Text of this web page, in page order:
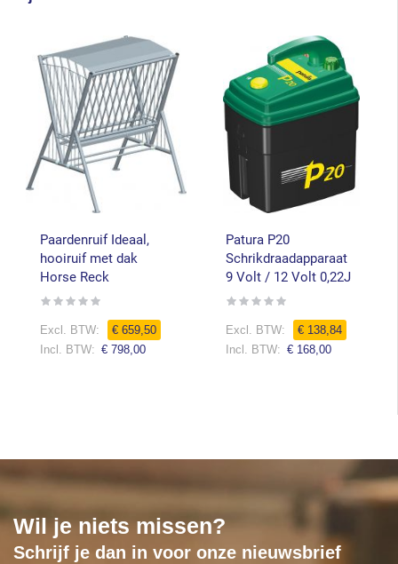
Paardenruif Ideaal,
hooiruif met dak
Horse Reck
Rating:
€ 659,50
€ 798,00
Patura P20
Schrikdraadapparaat
9 Volt / 12 Volt 0,22J
Rating:
€ 138,84
€ 168,00
Wil je niets missen?
Schrijf je dan in voor onze nieuwsbrief